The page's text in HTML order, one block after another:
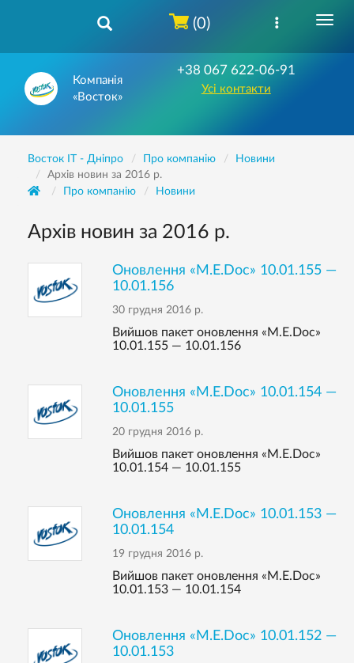
Компанія
«Восток»
+38 067 622-06-91
Усі контакти
(0)
Восток IT - Дніпро Про компанію
Новини
Архів новин за 2016 р.
Про компанію
Новини
Архів новин за 2016 р.
Оновлення «M.E.Doc» 10.01.155 —
10.01.156
30 грудня 2016 р.
Вийшов пакет оновлення «M.E.Doc»
10.01.155 — 10.01.156
Оновлення «M.E.Doc» 10.01.154 —
10.01.155
20 грудня 2016 р.
Вийшов пакет оновлення «M.E.Doc»
10.01.154 — 10.01.155
Оновлення «M.E.Doc» 10.01.153 —
10.01.154
19 грудня 2016 р.
Вийшов пакет оновлення «M.E.Doc»
10.01.153 — 10.01.154
Оновлення «M.E.Doc» 10.01.152 —
10.01.153